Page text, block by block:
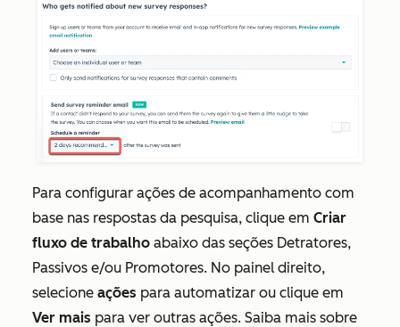
Para configurar ações de acompanhamento com
base nas respostas da pesquisa, clique em Criar
fluxo de trabalho abaixo das seções Detratores,
Passivos e/ou Promotores. No painel direito,
selecione ações para automatizar ou clique em
Ver mais para ver outras ações. Saiba mais sobre